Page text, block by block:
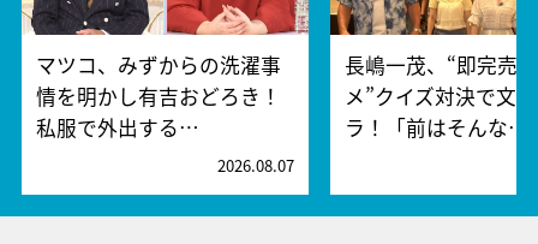
マツコ、みずからの洗濯事
情を明かし有吉おどろき！
私服で外出する…
2026.08.07
長嶋一茂、“即完売
メ”クイズ対決で文
ラ！「前はそんな…